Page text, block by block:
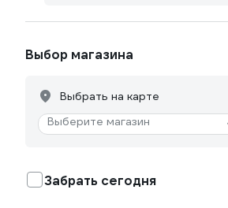
Выбор магазина
Выбрать на карте
Выберите магазин
Забрать сегодня